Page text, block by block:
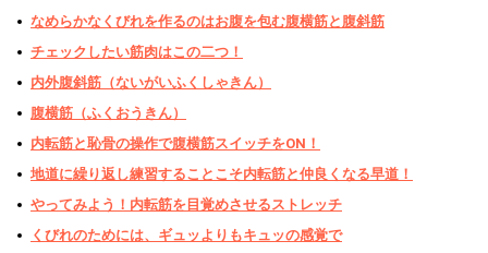
なめらかなくびれを作るのはお腹を包む腹横筋と腹斜筋
チェックしたい筋肉はこの二つ！
内外腹斜筋（ないがいふくしゃきん）
腹横筋（ふくおうきん）
内転筋と恥骨の操作で腹横筋スイッチをON！
地道に繰り返し練習することこそ内転筋と仲良くなる早道！
やってみよう！内転筋を目覚めさせるストレッチ
くびれのためには、ギュッよりもキュッの感覚で